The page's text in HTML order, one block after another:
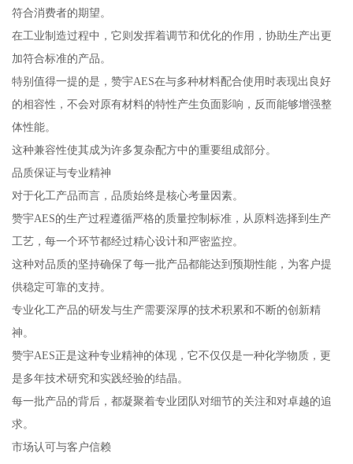
符合消费者的期望。
在工业制造过程中，它则发挥着调节和优化的作用，协助生产出更
加符合标准的产品。
特别值得一提的是，赞宇AES在与多种材料配合使用时表现出良好
的相容性，不会对原有材料的特性产生负面影响，反而能够增强整
体性能。
这种兼容性使其成为许多复杂配方中的重要组成部分。
品质保证与专业精神
对于化工产品而言，品质始终是核心考量因素。
赞宇AES的生产过程遵循严格的质量控制标准，从原料选择到生产
工艺，每一个环节都经过精心设计和严密监控。
这种对品质的坚持确保了每一批产品都能达到预期性能，为客户提
供稳定可靠的支持。
专业化工产品的研发与生产需要深厚的技术积累和不断的创新精
神。
赞宇AES正是这种专业精神的体现，它不仅仅是一种化学物质，更
是多年技术研究和实践经验的结晶。
每一批产品的背后，都凝聚着专业团队对细节的关注和对卓越的追
求。
市场认可与客户信赖